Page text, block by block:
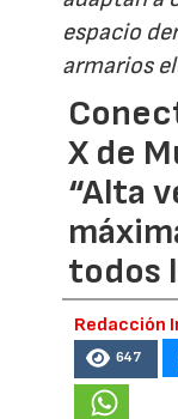
espacio
armarios
X de
“Alta
todos
Redacción
647